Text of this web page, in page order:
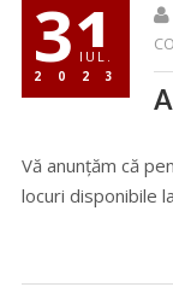
31
IUL.
2023
Vă anunțăm că
locuri disponibile